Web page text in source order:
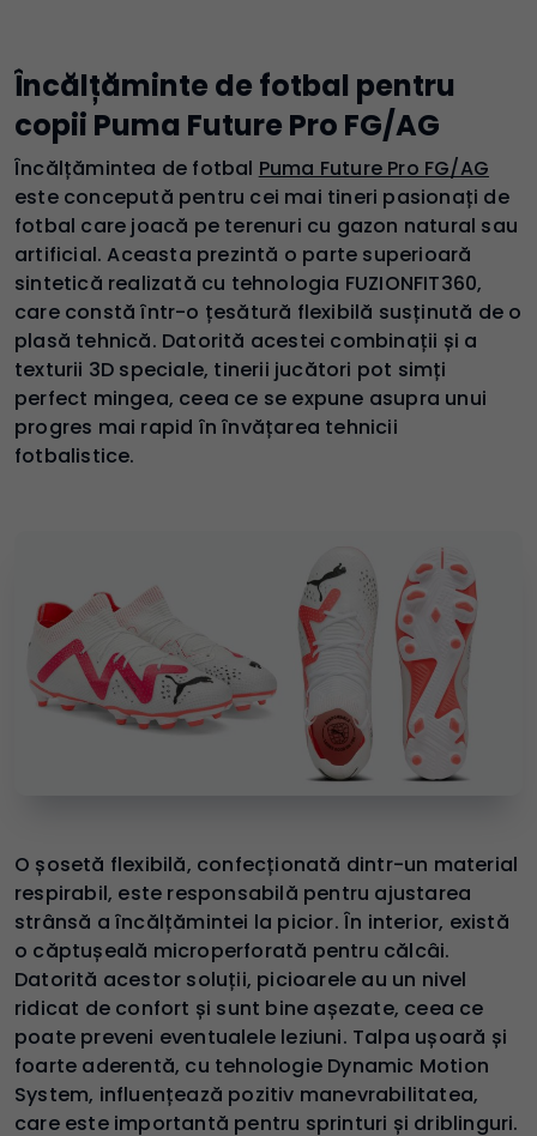
Încălțăminte de fotbal pentru
copii Puma Future Pro FG/AG
Încălțămintea de fotbal Puma Future Pro FG/AG
este concepută pentru cei mai tineri pasionați de
fotbal care joacă pe terenuri cu gazon natural sau
artificial. Aceasta prezintă o parte superioară
sintetică realizată cu tehnologia FUZIONFIT360,
care constă într-o țesătură flexibilă susținută de o
plasă tehnică. Datorită acestei combinații și a
texturii 3D speciale, tinerii jucători pot simți
perfect mingea, ceea ce se expune asupra unui
progres mai rapid în învățarea tehnicii
fotbalistice.
O șosetă flexibilă, confecționată dintr-un material
respirabil, este responsabilă pentru ajustarea
strânsă a încălțămintei la picior. În interior, există
o căptușeală microperforată pentru călcâi.
Datorită acestor soluții, picioarele au un nivel
ridicat de confort și sunt bine așezate, ceea ce
poate preveni eventualele leziuni. Talpa ușoară și
foarte aderentă, cu tehnologie Dynamic Motion
System, influențează pozitiv manevrabilitatea,
care este importantă pentru sprinturi și driblinguri.